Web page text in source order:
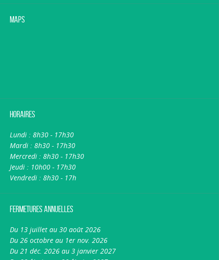
Maps
Horaires
Lundi : 8h30 - 17h30
Mardi : 8h30 - 17h30
Mercredi : 8h30 - 17h30
Jeudi : 10h00 - 17h30
Vendredi : 8h30 - 17h
Fermetures annuelles
Du 13 juillet au 30 août 2026
Du 26 octobre au 1er nov. 2026
Du 21 déc. 2026 au 3 janvier 2027